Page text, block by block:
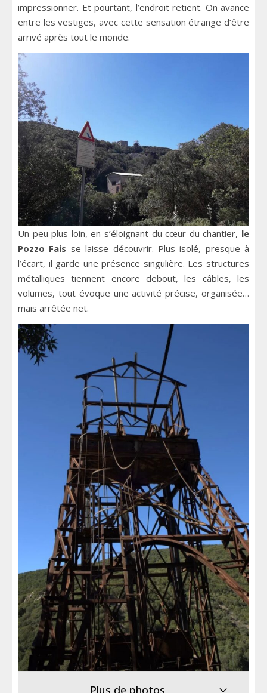
impressionner. Et pourtant, l’endroit retient. On avance
entre les vestiges, avec cette sensation étrange d’être
arrivé après tout le monde.
Un peu plus loin, en s’éloignant du cœur du chantier, le
Pozzo Fais se laisse découvrir. Plus isolé, presque à
l’écart, il garde une présence singulière. Les structures
métalliques tiennent encore debout, les câbles, les
volumes, tout évoque une activité précise, organisée…
mais arrêtée net.